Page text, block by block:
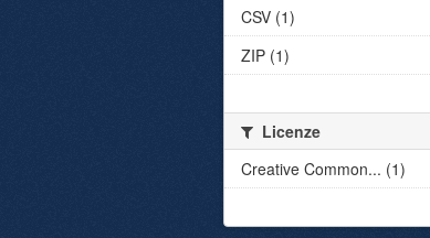
CSV (1)
ZIP (1)
Licenze
Creative Common... (1)